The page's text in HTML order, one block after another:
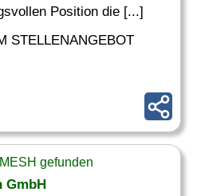
Position die [...]
STELLENANGEBOT
gefunden
GmbH